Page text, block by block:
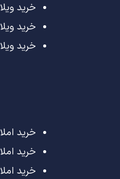
خرید
خرید
خرید
خرید
خرید
خرید